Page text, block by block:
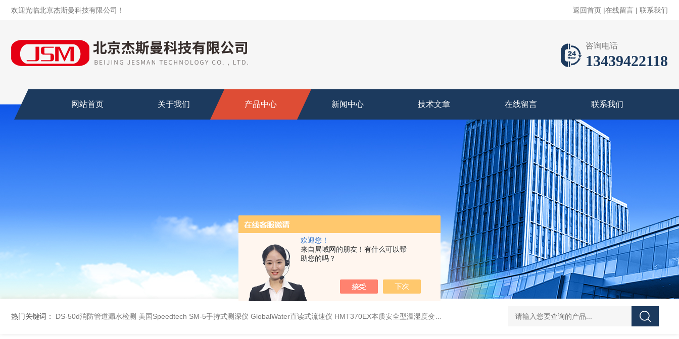
欢迎您！
来自局域网的朋友！有什么可以帮
助您的吗？
欢迎光临北京杰斯曼科技有限公司！ 返回首页 |在线留言 | 联系我们
咨询电话
13439422118
网站首页 关于我们 产品中心 新闻中心 技术文章 在线留言 联系我们
热门关键词： DS-50d消防管道漏水检测 美国Speedtech SM-5手持式测深仪 GlobalWater直读式流速仪 HMT370EX本质安全型温湿度变送器系列 适用于 0 区和 20 区 DS-50d韩国大成管道漏水检测仪 DS-50d韩国